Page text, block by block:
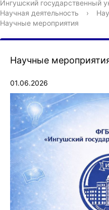
ОБРАЗОВАТЕЛЬНОЙ
ОРГАНИЗАЦИИ
Ингушский государственный
Научная деятельность
›
Научные мероприятия
Научные
01.06.2026